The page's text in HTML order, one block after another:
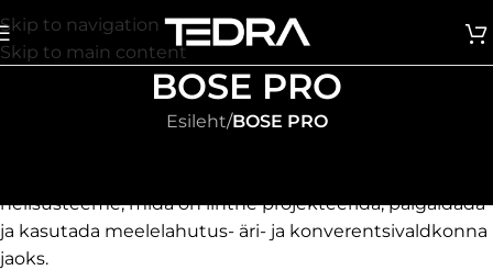
Skip to navigation
Skip to main content
BOSE PRO
Esileht/BOSE PRO
helisüsteeme, mida on lihtne projekteerida, paigaldada
ja kasutada meelelahutus- äri- ja konverentsivaldkonna
jaoks.